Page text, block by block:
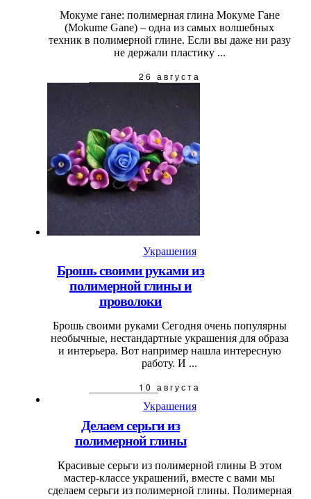
Мокуме гане: полимерная глина Мокуме Гане
(Mokume Gane) – одна из самых волшебных
техник в полимерной глине. Если вы даже ни разу
не держали пластику ...
26 августа
Украшения
Брошь своими руками из
полимерной глины и
проволоки
Брошь своими руками Сегодня очень популярны
необычные, нестандартные украшения для образа
и интерьера. Вот например нашла интересную
работу. И ...
10 августа
Украшения
Делаем серьги из
полимерной глины
Красивые серьги из полимерной глины В этом
мастер-классе украшений, вместе с вами мы
сделаем серьги из полимерной глины. Полимерная